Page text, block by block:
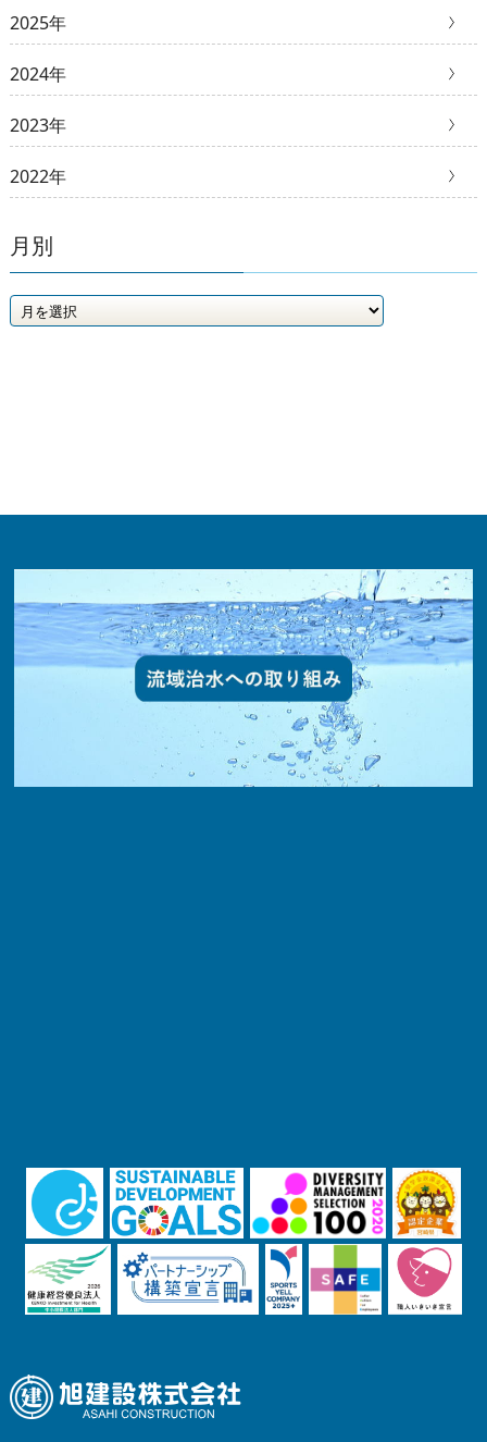
2025年
2024年
2023年
2022年
月別